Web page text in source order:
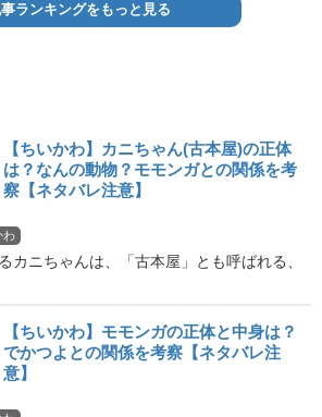
ランキングをもっと見る
【ちいかわ】カニちゃん(古本屋)の正体
は？なんの動物？モモンガとの関係を考
察【ネタバレ注意】
わ
カニちゃんは、「古本屋」とも呼ばれる、
【ちいかわ】モモンガの正体と中身は？
でかつよとの関係を考察【ネタバレ注
意】